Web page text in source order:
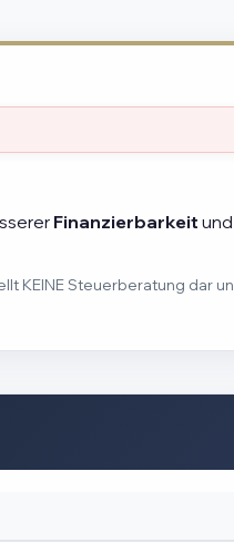
Finanzierbarkeit
KEINE Steuerberatung dar